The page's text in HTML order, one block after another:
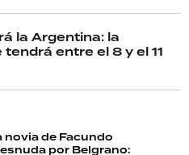
la Argentina: la
entre el 8 y el 11
novia de Facundo
por Belgrano: